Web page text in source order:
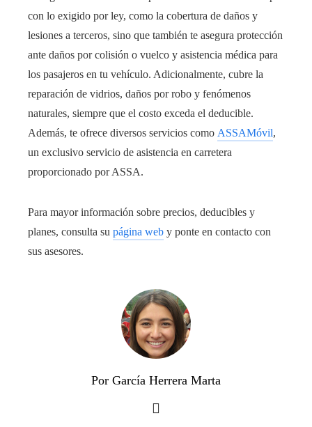
con lo exigido por ley, como la cobertura de daños y
lesiones a terceros, sino que también te asegura protección
ante daños por colisión o vuelco y asistencia médica para
los pasajeros en tu vehículo. Adicionalmente, cubre la
reparación de vidrios, daños por robo y fenómenos
naturales, siempre que el costo exceda el deducible.
Además, te ofrece diversos servicios como ASSAMóvil,
un exclusivo servicio de asistencia en carretera
proporcionado por ASSA.
Para mayor información sobre precios, deducibles y
planes, consulta su página web y ponte en contacto con
sus asesores.
Por García Herrera Marta